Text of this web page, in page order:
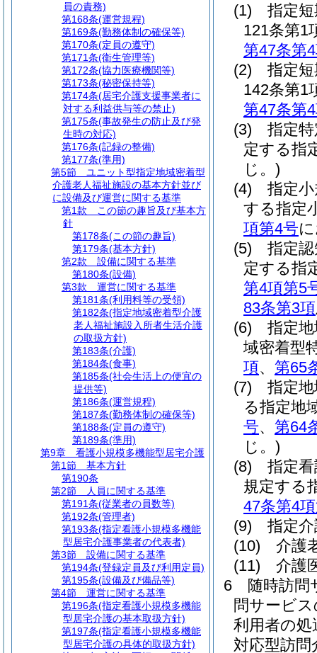
(1)
指定
121条第1
第47条第
(2)
指定
142条第1
第47条第
(3)
指定
定する指
じ。)
(4)
指定
する指定
項第4号
(5)
指定
定する指
第4項第5
83条第3項
(6)
指定
域密着型
項、 第65
(7)
指定
る指定地
号、 第64
じ。)
(8)
指定
規定する
47条第4
(9)
指定
(10)
介護
(11)
介護
6
随時訪問
問サービ
利用者の処
対応型訪
員の責務)
第168条(運営規程)
第169条(勤務体制の確保等)
第170条(定員の遵守)
第171条(衛生管理等)
第172条(協力医療機関等)
第173条(秘密保持等)
第174条(居宅介護支援事業者に
対する利益供与等の禁止)
第175条(事故発生の防止及び発
生時の対応)
第176条(記録の整備)
第177条(準用)
第5節
ユニット型指定地域密着型
介護老人福祉施設の基本方針並び
に設備及び運営に関する基準
第1款
この節の趣旨及び基本方
針
第178条(この節の趣旨)
第179条(基本方針)
第2款
設備に関する基準
第180条(設備)
第3款
運営に関する基準
第181条(利用料等の受領)
第182条(指定地域密着型介護
老人福祉施設入所者生活介護
の取扱方針)
第183条(介護)
第184条(食事)
第185条(社会生活上の便宜の
提供等)
第186条(運営規程)
第187条(勤務体制の確保等)
第188条(定員の遵守)
第189条(準用)
第9章
看護小規模多機能型居宅介護
第1節
基本方針
第190条
第2節
人員に関する基準
第191条(従業者の員数等)
第192条(管理者)
第193条(指定看護小規模多機能
型居宅介護事業者の代表者)
第3節
設備に関する基準
第194条(登録定員及び利用定員)
第195条(設備及び備品等)
第4節
運営に関する基準
第196条(指定看護小規模多機能
型居宅介護の基本取扱方針)
第197条(指定看護小規模多機能
型居宅介護の具体的取扱方針)